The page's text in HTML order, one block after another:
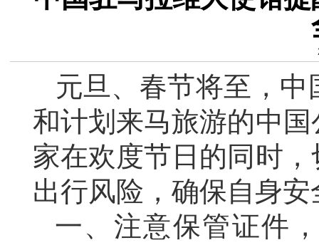
元旦、春节将至，
和计划来马旅游的中
家在欢度节日的同时
出行风险，确保自身安
一、注意保管证件